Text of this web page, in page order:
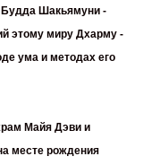
Будда Шакьямуни -
этому миру Дхарму -
ума и методах его
Майя Дэви и
месте рождения